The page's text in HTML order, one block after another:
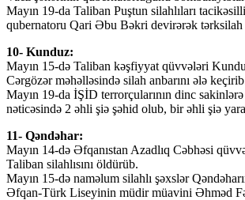
Mayın 19-da Taliban Puştun silahlıları
qubernatoru Qari Əbu Bəkri devirərək tərksilah
10- Kunduz:
Mayın 15-də Taliban kəşfiyyat qüvvələri
Cərgözər məhəlləsində silah anbarını ələ
Mayın 19-da İŞİD terrorçularının dinc
nəticəsində 2 əhli şiə şəhid olub, bir əhli şiə
11- Qəndəhar:
Mayın 14-də Əfqanıstan Azadlıq Cəbhəsi
Taliban silahlısını öldürüb.
Mayın 15-də naməlum silahlı şəxslər
Əfqan-Türk Liseyinin müdir müavini Əhməd